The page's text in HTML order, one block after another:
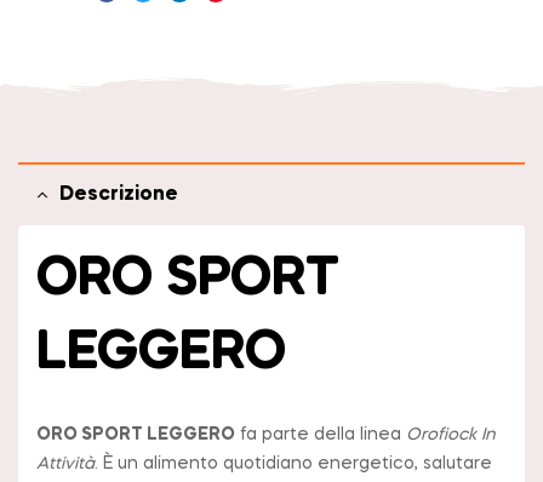
Descrizione
ORO SPORT
LEGGERO
ORO SPORT LEGGERO fa parte della linea Orofiock In
Attività. È un alimento quotidiano energetico, salutare